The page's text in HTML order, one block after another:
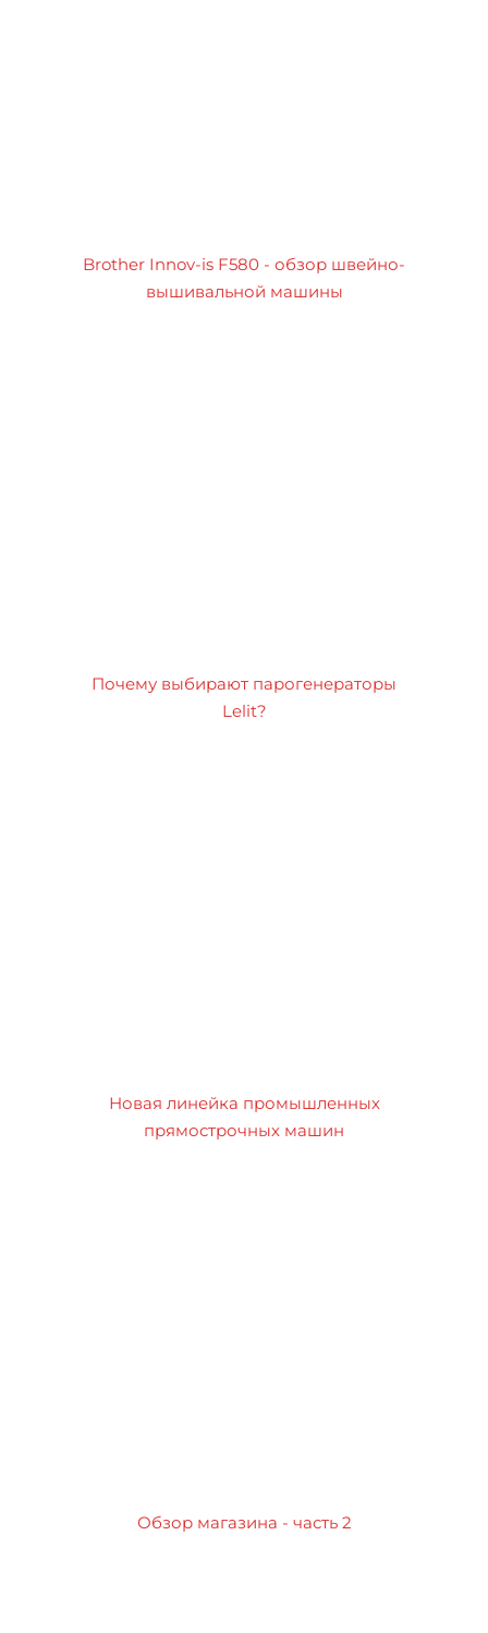
Brother Innov-is F580 - обзор швейно-
вышивальной машины
Почему выбирают парогенераторы
Lelit?
Новая линейка промышленных
прямострочных машин
Обзор магазина - часть 2